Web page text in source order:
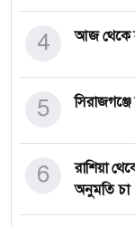
আজ থেকে
4
5
রাশিয়া
অনুমতি চা
6